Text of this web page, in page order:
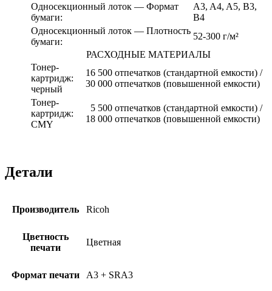
Односекционный лоток — Формат
бумаги:
A3, A4, A5, B3,
B4
Односекционный лоток — Плотность
бумаги:
52-300 г/м²
РАСХОДНЫЕ МАТЕРИАЛЫ
Тонер-
картридж:
черный
16 500 отпечатков (стандартной емкости) /
30 000 отпечатков (повышенной емкости)
Тонер-
картридж:
CMY
5 500 отпечатков (стандартной емкости) /
18 000 отпечатков (повышенной емкости)
Детали
Производитель Ricoh
Цветность
печати
Цветная
Формат печати A3 + SRA3